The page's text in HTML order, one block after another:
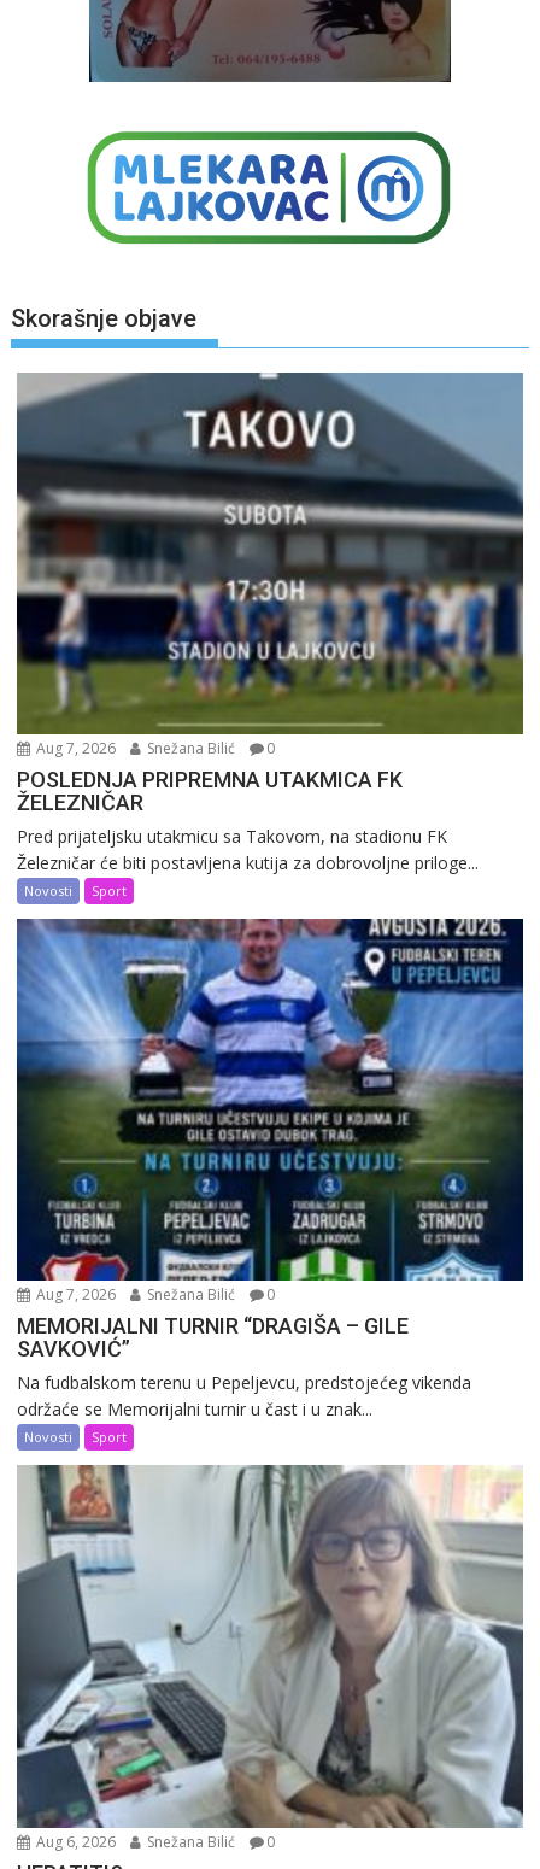
Skorašnje objave
Aug 7, 2026 Snežana Bilić 0
POSLEDNJA PRIPREMNA UTAKMICA FK
ŽELEZNIČAR
Pred prijateljsku utakmicu sa Takovom, na stadionu FK
Železničar će biti postavljena kutija za dobrovoljne priloge...
Novosti Sport
Aug 7, 2026 Snežana Bilić 0
MEMORIJALNI TURNIR “DRAGIŠA – GILE
SAVKOVIĆ”
Na fudbalskom terenu u Pepeljevcu, predstojećeg vikenda
održaće se Memorijalni turnir u čast i u znak...
Novosti Sport
Aug 6, 2026 Snežana Bilić 0